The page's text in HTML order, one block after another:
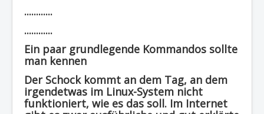
............
............
Ein paar grundlegende Kommandos sollte
man kennen
Der Schock kommt an dem Tag, an dem
irgendetwas im Linux-System nicht
funktioniert, wie es das soll. Im Internet